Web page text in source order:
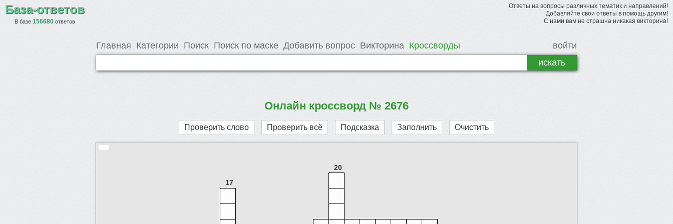
База-ответов
В базе 156680 ответов
Ответы на вопросы различных тематик и направлений!
Добавляйте свои ответы в помощь другим!
С нами вам не страшна никакая викторина!
Главная Категории Поиск Поиск по маске Добавить вопрос Викторина Кроссворды войти
Онлайн кроссворд № 2676
Проверить слово Проверить всё Подсказка Заполнить Очистить
20
17